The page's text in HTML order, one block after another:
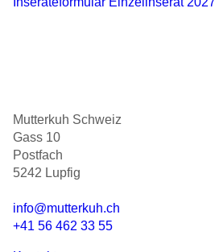
Mutterkuh Schweiz
Gass 10
Postfach
5242 Lupfig
info@mutterkuh.ch
+41 56 462 33 55